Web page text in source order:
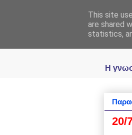
Η
20/
This site
are shared
statistics,